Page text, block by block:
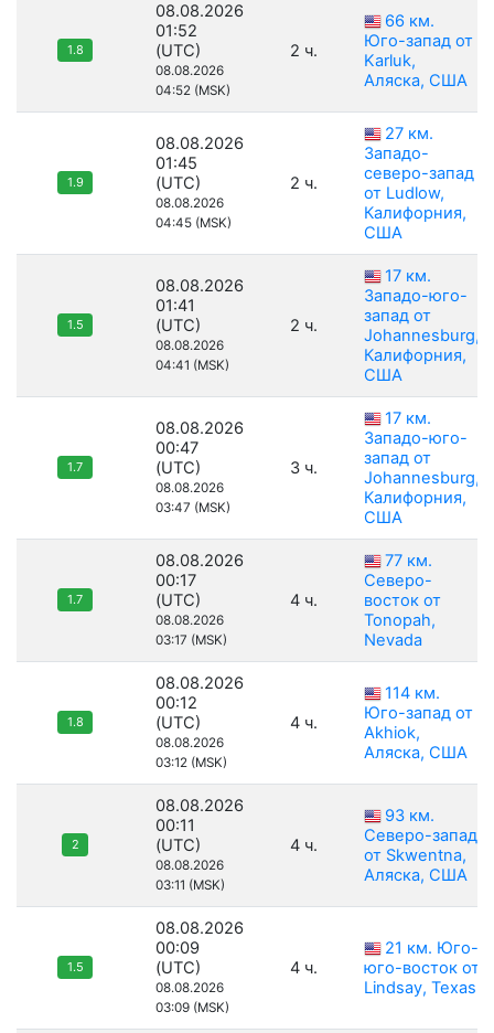
1.8
08.08.2026
01:52
(UTC)
08.08.2026
04:52 (MSK)
2 ч.
66 км.
Юго-запад от
Karluk,
Аляска, США
1.9
08.08.2026
01:45
(UTC)
08.08.2026
04:45 (MSK)
2 ч.
27 км.
Западо-
северо-запад
от Ludlow,
Калифорния,
США
1.5
08.08.2026
01:41
(UTC)
08.08.2026
04:41 (MSK)
2 ч.
17 км.
Западо-юго-
запад от
Johannesburg,
Калифорния,
США
1.7
08.08.2026
00:47
(UTC)
08.08.2026
03:47 (MSK)
3 ч.
17 км.
Западо-юго-
запад от
Johannesburg,
Калифорния,
США
1.7
08.08.2026
00:17
(UTC)
08.08.2026
03:17 (MSK)
4 ч.
77 км.
Северо-
восток от
Tonopah,
Nevada
1.8
08.08.2026
00:12
(UTC)
08.08.2026
03:12 (MSK)
4 ч.
114 км.
Юго-запад от
Akhiok,
Аляска, США
2
08.08.2026
00:11
(UTC)
08.08.2026
03:11 (MSK)
4 ч.
93 км.
Северо-запад
от Skwentna,
Аляска, США
1.5
08.08.2026
00:09
(UTC)
08.08.2026
03:09 (MSK)
4 ч.
21 км. Юго-
юго-восток от
Lindsay, Texas